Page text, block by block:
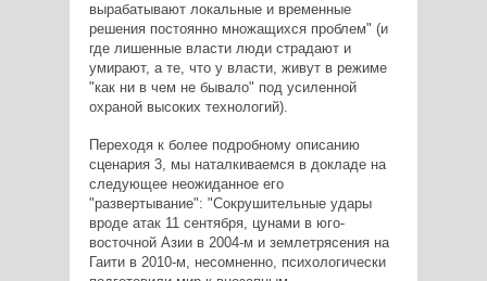
вырабатывают локальные и временные
решения постоянно множащихся проблем" (и
где лишенные власти люди страдают и
умирают, а те, что у власти, живут в режиме
"как ни в чем не бывало" под усиленной
охраной высоких технологий).
Переходя к более подробному описанию
сценария 3, мы наталкиваемся в докладе на
следующее неожиданное его
"развертывание": "Сокрушительные удары
вроде атак 11 сентября, цунами в юго-
восточной Азии в 2004-м и землетрясения на
Гаити в 2010-м, несомненно, психологически